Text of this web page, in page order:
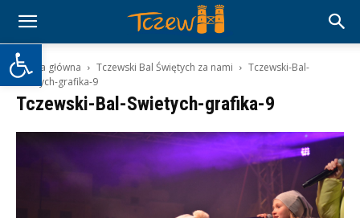
Otwórz pasek narzędzi
Strona główna Tczewski Bal Świętych za nami
Tczewski-Bal-
Swietych-grafika-9
Tczewski-Bal-Swietych-grafika-9